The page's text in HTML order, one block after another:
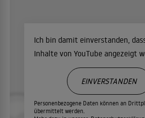
Ich bin damit einverstanden,
Inhalte von YouTube angezeigt
Personenbezogene Daten können an
übermittelt werden.
EINVERSTANDEN